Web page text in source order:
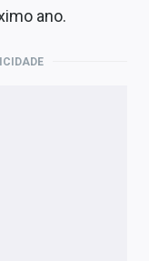
ano.